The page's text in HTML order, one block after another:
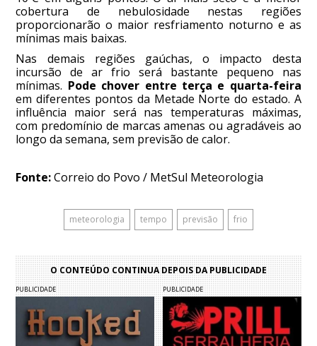
cobertura de nebulosidade nestas regiões
proporcionarão o maior resfriamento noturno e as
mínimas mais baixas.
Nas demais regiões gaúchas, o impacto desta
incursão de ar frio será bastante pequeno nas
mínimas. Pode chover entre terça e quarta-feira
em diferentes pontos da Metade Norte do estado. A
influência maior será nas temperaturas máximas,
com predomínio de marcas amenas ou agradáveis ao
longo da semana, sem previsão de calor.
Fonte:Correio do Povo / MetSul Meteorologia
meteorologia tempo previsão frio
O CONTEÚDO CONTINUA DEPOIS DA PUBLICIDADE
PUBLICIDADE PUBLICIDADE